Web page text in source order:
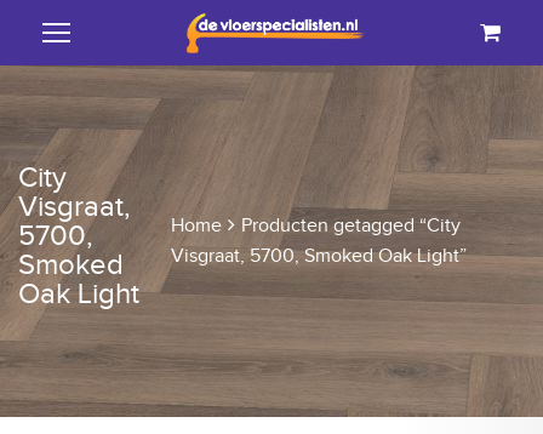
City
Visgraat,
5700,
Smoked
Oak Light
Home
Producten getagged “City
Visgraat, 5700, Smoked Oak Light”